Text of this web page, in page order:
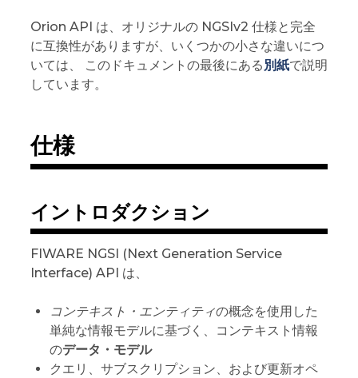
Orion API は、オリジナルの NGSIv2 仕様と完全
に互換性がありますが、いくつかの小さな違いにつ
いては、 このドキュメントの最後にある別紙で説明
しています。
仕様
イントロダクション
FIWARE NGSI (Next Generation Service
Interface) API は、
コンテキスト・エンティティの概念を使用した
単純な情報モデルに基づく、コンテキスト情報
のデータ・モデル
クエリ、サブスクリプション、および更新オペ